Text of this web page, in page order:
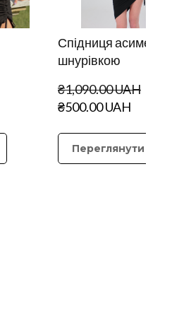
Спідниця
шнурівкою
₴1,090.00 UAH
₴500.00 UAH
Переглянути